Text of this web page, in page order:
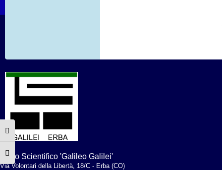
Attiva/disattiva alto contrasto
Attiva/disattiva dimensione testo
Liceo Scientifico 'Galileo Galilei'
Via Volontari della Libertà, 18/C - Erba (CO)